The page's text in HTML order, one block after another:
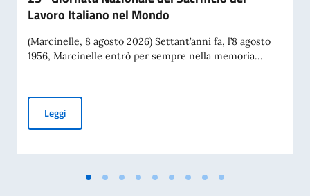
Lavoro Italiano nel Mondo
(Marcinelle, 8 agosto 2026) Settant’anni fa, l’8 agosto
1956, Marcinelle entrò per sempre nella memoria...
Leggi70° Anniversario del disastro di Marcinelle, e 25°